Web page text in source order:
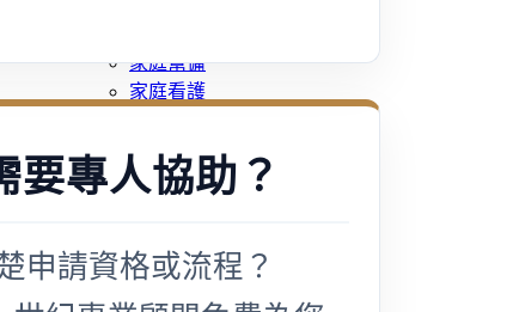
家庭幫傭
家庭看護
資源回收業移工
製造業移工
營造業移工
要專人協助？
申請資格或流程？